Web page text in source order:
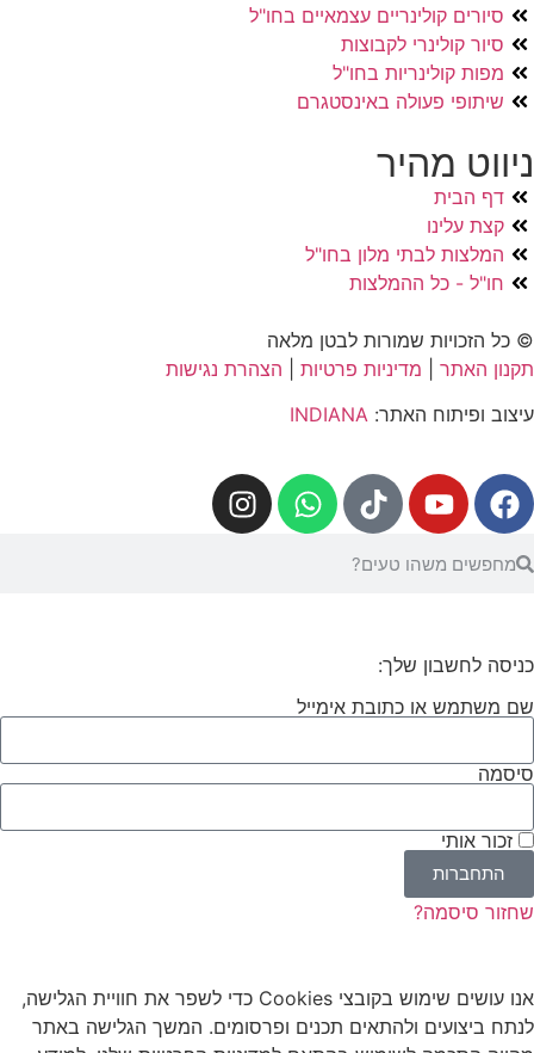
סיורים קולינריים עצמאיים בחו"ל
סיור קולינרי לקבוצות
מפות קולינריות בחו"ל
שיתופי פעולה באינסטגרם
ניווט מהיר
דף הבית
קצת עלינו
המלצות לבתי מלון בחו"ל
חו"ל - כל ההמלצות
© כל הזכויות שמורות לבטן מלאה
תקנון האתר
מדיניות פרטיות
הצהרת נגישות
עיצוב ופיתוח האתר: INDIANA
כניסה לחשבון שלך:
שם משתמש או כתובת אימייל
סיסמה
זכור אותי
התחברות
שחזור סיסמה?
אנו עושים שימוש בקובצי Cookies כדי לשפר את חוויית הגלישה,
לנתח ביצועים ולהתאים תכנים ופרסומים. המשך הגלישה באתר